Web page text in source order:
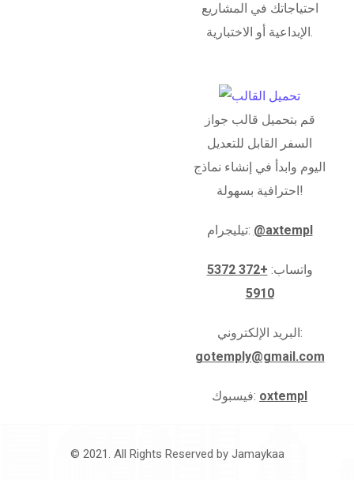
احتياجاتك في المشاريع
الإبداعية أو الاختبارية.
قم بتحميل قالب جواز
السفر القابل للتعديل
اليوم وابدأ في إنشاء نماذج
احترافية بسهولة!
تيليجرام: @axtempl
واتساب:
+372 5372
5910
البريد الإلكتروني:
gotemply@gmail.com
فيسبوك: oxtempl
© 2021. All Rights Reserved by Jamaykaa